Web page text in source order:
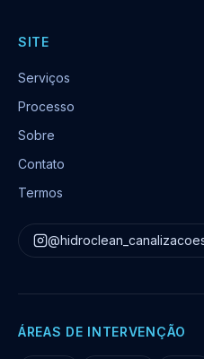
SITE
Serviços
Processo
Sobre
Contato
Termos
ÁREAS DE INTERVENÇÃO